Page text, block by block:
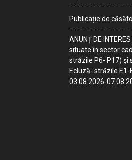
Publicație de
ANUNȚ DE
situate în sector
străzile P6- P17) și
Ecluză- străzile
03.08.2026-